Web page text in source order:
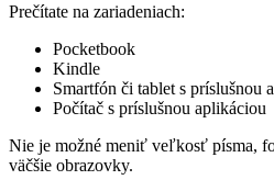
Prečítate na zariadeniach:
Pocketbook
Kindle
Smartfón či tablet s príslušnou
Počítač s príslušnou aplikáciou
Nie je možné meniť veľkosť písma,
väčšie obrazovky.